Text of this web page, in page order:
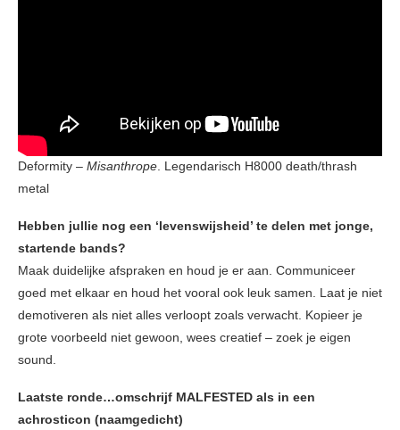
Deformity – Misanthrope. Legendarisch H8000 death/thrash
metal
Hebben jullie nog een ‘levenswijsheid’ te delen met jonge,
startende bands?
Maak duidelijke afspraken en houd je er aan. Communiceer
goed met elkaar en houd het vooral ook leuk samen. Laat je niet
demotiveren als niet alles verloopt zoals verwacht. Kopieer je
grote voorbeeld niet gewoon, wees creatief – zoek je eigen
sound.
Laatste ronde…omschrijf MALFESTED als in een
achrosticon (naamgedicht)